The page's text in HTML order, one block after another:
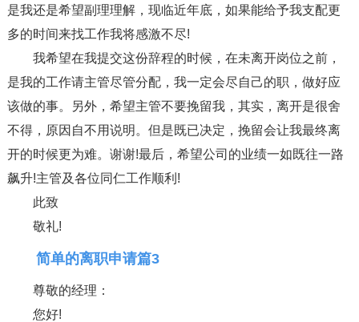
是我还是希望副理理解，现临近年底，如果能给予我支配更
多的时间来找工作我将感激不尽!
我希望在我提交这份辞程的时候，在未离开岗位之前，
是我的工作请主管尽管分配，我一定会尽自己的职，做好应
该做的事。另外，希望主管不要挽留我，其实，离开是很舍
不得，原因自不用说明。但是既已决定，挽留会让我最终离
开的时候更为难。谢谢!最后，希望公司的业绩一如既往一路
飙升!主管及各位同仁工作顺利!
此致
敬礼!
简单的离职申请篇3
尊敬的经理：
您好!